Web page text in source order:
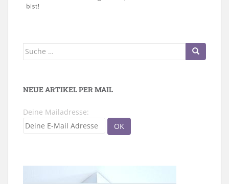
Suche
NEUE ARTIKEL PER MAIL
Deine Mailadresse: